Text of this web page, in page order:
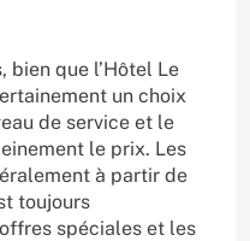
bien que l’Hôtel Le
un choix
de service et le
le prix. Les
à partir de
toujours
spéciales et les